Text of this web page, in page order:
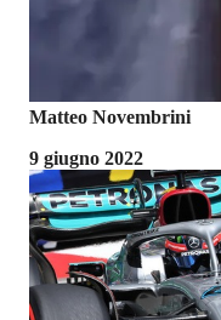
Matteo Novembrini
9 giugno 2022